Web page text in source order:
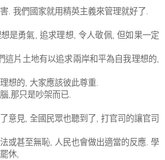
. 我們國家就用精英主義來管理就好了.
是勇氣, 追求理想, 令人敬佩, 但如果一定
這片土地有以追求兩岸和平為自我理想的,
想的, 大家應該彼此尊重.
,那只是吵架而已.
意見, 全國民眾也聽到了, 打官司的讓官司
或甚至無恥, 人民也會做出適當的反應. 學
休,